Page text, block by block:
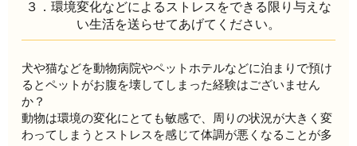
３．環境変化などによるストレスをできる限り与えな
い生活を送らせてあげてください。
犬や猫などを動物病院やペットホテルなどに泊まりで預け
るとペットがお腹を壊してしまった経験はございません
か？
動物は環境の変化にとても敏感で、周りの状況が大きく変
わってしまうとストレスを感じて体調が悪くなることが多